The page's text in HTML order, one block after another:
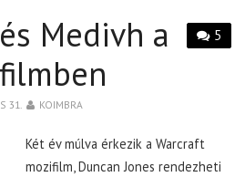
5
Medivh a
31. KOIMBRA
Két év múlva érkezik a Warcraft
mozifilm, Duncan Jones rendezheti